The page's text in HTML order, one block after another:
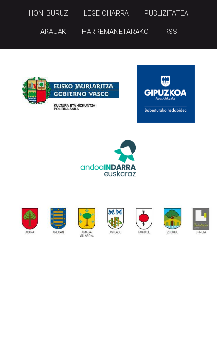
HONI BURUZ LEGE OHARRA PUBLIZITATEA
ARAUAK HARREMANETARAKO RSS